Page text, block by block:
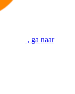
, ga naar